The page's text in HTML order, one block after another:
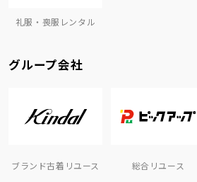
礼服・喪服レンタル
グループ会社
ブランド古着リユース 総合リユース